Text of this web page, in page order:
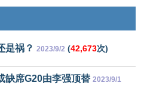
是祸？ 2023/9/2 (42,673次)
缺席G20由李强顶替 2023/9/1